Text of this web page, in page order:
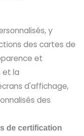
y
des cartes de
et
et la
d'affichage,
des
de certification